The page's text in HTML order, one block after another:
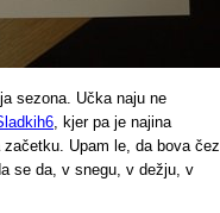
sezona. Učka naju ne
, kjer pa je najina
Upam le, da bova čez
se da, v snegu, v dežju, v